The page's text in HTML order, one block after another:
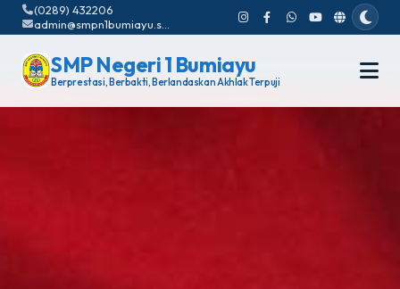
(0289) 432206
SMP Negeri 1 Bumiayu
Berprestasi, Berbakti, Berlandaskan Akhlak Terpuji